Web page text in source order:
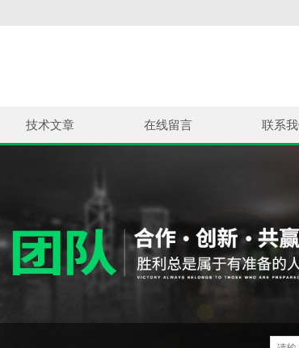
技术文章 在线留言 联系